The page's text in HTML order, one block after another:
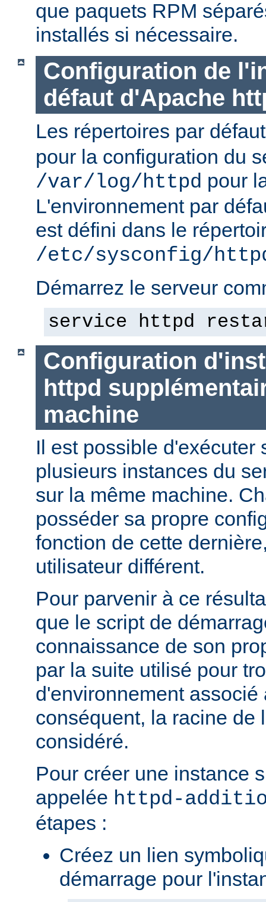
que paquets RPM
installés si nécessaire.
Configuration de
défaut d'Apache
Les répertoires par
pour la configuration du
/var/log/httpd pour
L'environnement par
est défini dans le
/etc/sysconfig/
Démarrez le serveur
service httpd
Configuration
httpd
machine
Il est possible d'exécuter
plusieurs instances du
sur la même machine.
posséder sa propre
fonction de cette
utilisateur différent.
Pour parvenir à ce
que le script de
connaissance de son
par la suite utilisé pour
d'environnement associé
conséquent, la racine de
considéré.
Pour créer une instance
appelée httpd-
étapes :
Créez un lien
démarrage pour